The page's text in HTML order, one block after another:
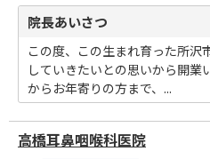
院長あいさつ
この度、この生まれ育った所沢
していきたいとの思いから開業
からお年寄りの方まで、...
高橋耳鼻咽喉科医院